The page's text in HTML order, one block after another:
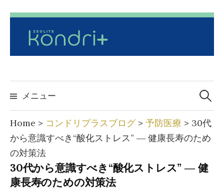
へ
ス
キ
ッ
プ
メニュー
検
索:
Home > コンドリプラスブログ> 予防医療 > 30代
から意識すべき“酸化ストレス” ― 健康長寿のため
の対策法
30代から意識すべき“酸化ストレス” ― 健
康長寿のための対策法